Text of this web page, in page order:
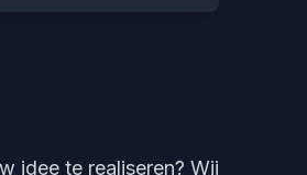
idee te realiseren? Wij